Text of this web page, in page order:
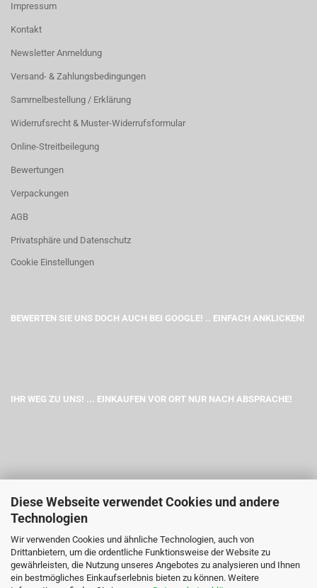
Diese Webseite verwendet Cookies und andere
Technologien
Wir verwenden Cookies und ähnliche Technologien, auch von
Drittanbietern, um die ordentliche Funktionsweise der Website zu
gewährleisten, die Nutzung unseres Angebotes zu analysieren und Ihnen
ein bestmögliches Einkaufserlebnis bieten zu können. Weitere
Impressum
Kontakt
Newsletter Anmeldung
Versand- & Zahlungsbedingungen
Sammelbestellung / Erklärung
Widerrufsrecht & Muster-Widerrufsformular
Online-Streitbeilegung
Bewertungen
Verpackungen
AGB
Privatsphäre und Datenschutz
Cookie Einstellungen
BEWERTEN SIE UNS DOCH AUCH BEI GOOGLE! .. EINFACH ANKLICKEN!
IHR WEG ZU UNS! ... EINKAUFEN VOR ORT NUR NACH ABSPRACHE!